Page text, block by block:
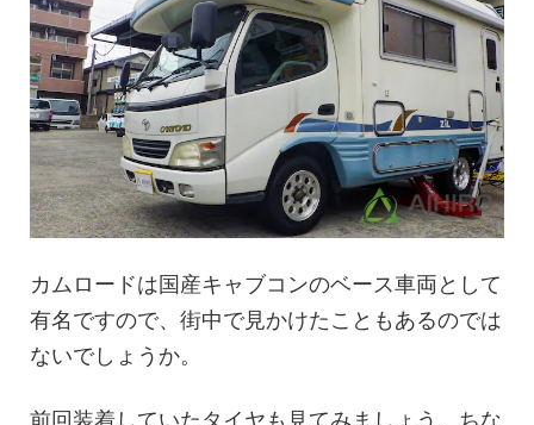
カムロードは国産キャブコンのベース車両として
有名ですので、街中で見かけたこともあるのでは
ないでしょうか。
前回装着していたタイヤも見てみましょう。ちな